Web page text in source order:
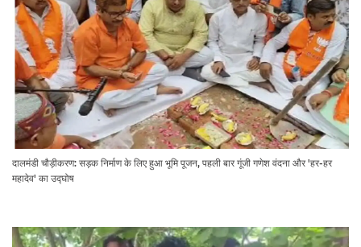
दालमंडी चौड़ीकरण: सड़क निर्माण के लिए हुआ भूमि पूजन, पहली बार गूंजी गणेश वंदना और 'हर-हर
महादेव' का उद्घोष